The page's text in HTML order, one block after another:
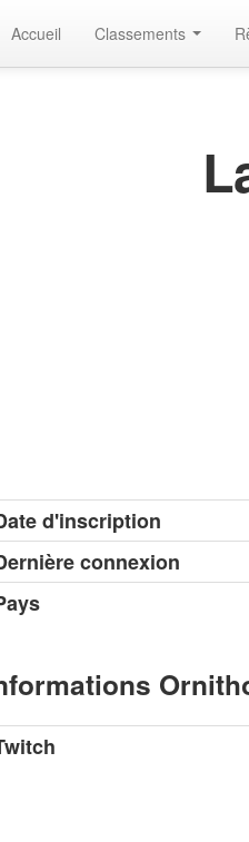
Accueil Classements
d'inscription
connexion